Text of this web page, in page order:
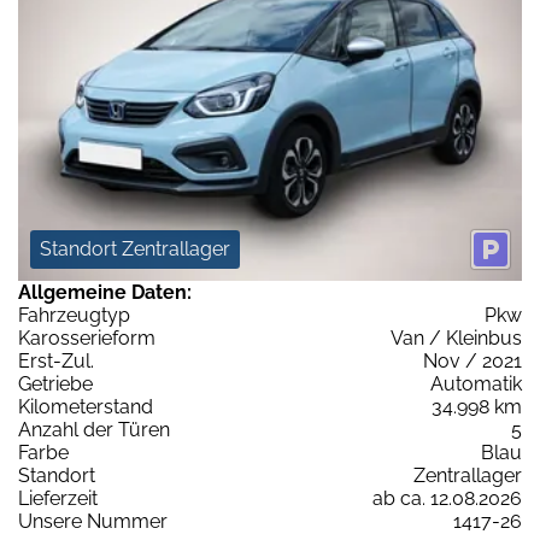
Standort Zentrallager
Allgemeine Daten:
Fahrzeugtyp
Pkw
Karosserieform
Van / Kleinbus
Erst-Zul.
Nov / 2021
Getriebe
Automatik
Kilometerstand
34.998 km
Anzahl der Türen
5
Farbe
Blau
Standort
Zentrallager
Lieferzeit
ab ca. 12.08.2026
Unsere Nummer
1417-26